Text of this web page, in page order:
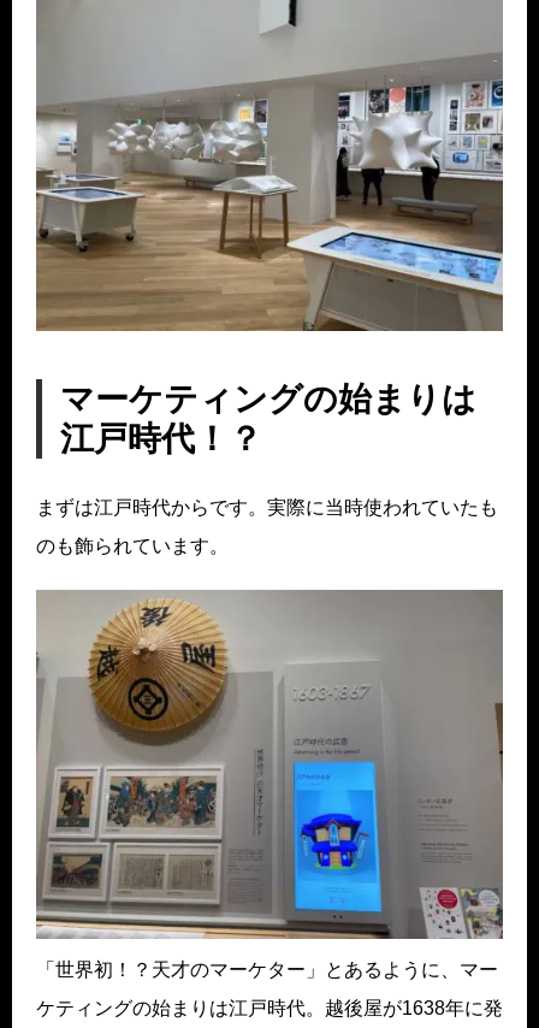
マーケティングの始まりは
江戸時代！？
まずは江戸時代からです。実際に当時使われていたも
のも飾られています。
「世界初！？天才のマーケター」とあるように、マー
ケティングの始まりは江戸時代。越後屋が1638年に発